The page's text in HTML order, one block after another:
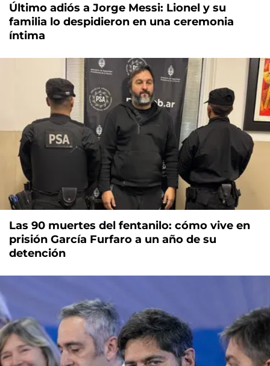
Último adiós a Jorge Messi: Lionel y su
familia lo despidieron en una ceremonia
íntima
Las 90 muertes del fentanilo: cómo vive en
prisión García Furfaro a un año de su
detención